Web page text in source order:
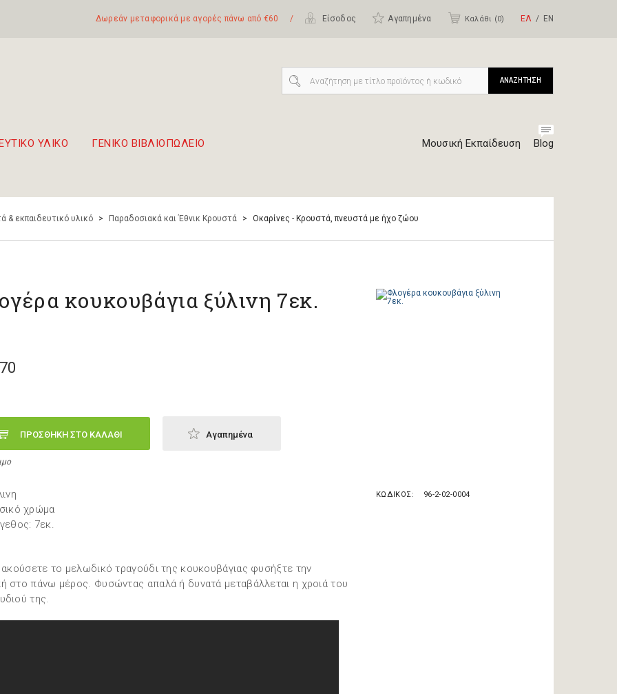
Δωρεάν μεταφορικά με αγορές πάνω από €60 / Είσοδος Αγαπημένα Καλάθι (0) ΕΛ ΕΝ
ΥΛΙΚΟ ΓΕΝΙΚΟ ΒΙΒΛΙΟΠΩΛΕΙΟ Μουσική Εκπαίδευση Blog
ΑΝΑΖΗΤΗΣΗ
& εκπαιδευτικό υλικό > Παραδοσιακά και Έθνικ Κρουστά > Οκαρίνες - Κρουστά, πνευστά με ήχο ζώου
κουκουβάγια ξύλινη 7εκ.
ΠΡΟΣΘΗΚΗ ΣΤΟ ΚΑΛΑΘΙ Αγαπημένα
χρώμα
7εκ.
ακούσετε το μελωδικό τραγούδι της κουκουβάγιας φυσήξτε την
στο πάνω μέρος. Φυσώντας απαλά ή δυνατά μεταβάλλεται η χροιά του
της.
ΚΩΔΙΚΟΣ 96-2-02-0004